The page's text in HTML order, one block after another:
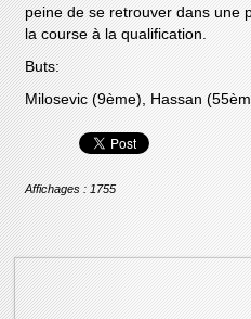
peine de se retrouver dans une
la course à la qualification.
Buts:
Milosevic (9ème), Hassan
Affichages : 1755